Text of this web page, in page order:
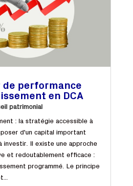
performance
en DCA
patrimonial
: la stratégie accessible à
d'un capital important
investir. Il existe une approche
et redoutablement efficace :
programmé. Le principe